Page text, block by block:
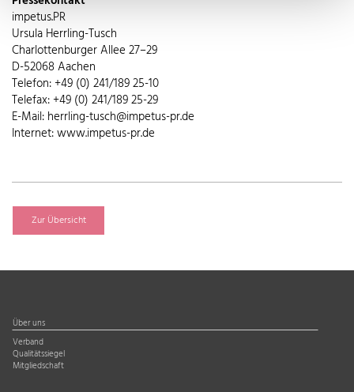
impetus.PR
Ursula Herrling-Tusch
Charlottenburger Allee 27–29
D-52068 Aachen
Telefon: +49 (0) 241/189 25-10
Telefax: +49 (0) 241/189 25-29
E-Mail: herrling-tusch@impetus-pr.de
Internet: www.impetus-pr.de
Zur Übersicht
Über uns
Verband
Qualitätssiegel
Mitgliedschaft